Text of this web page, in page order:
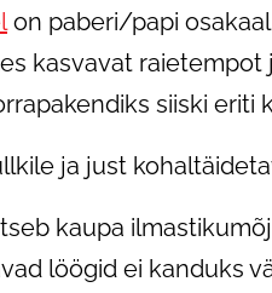
on paberi/papi
kasvavat
siiski eriti
ja just
kaupa
löögid ei kanduks